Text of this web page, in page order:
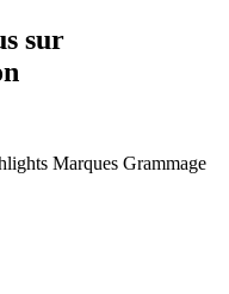
sur
Marques Grammage